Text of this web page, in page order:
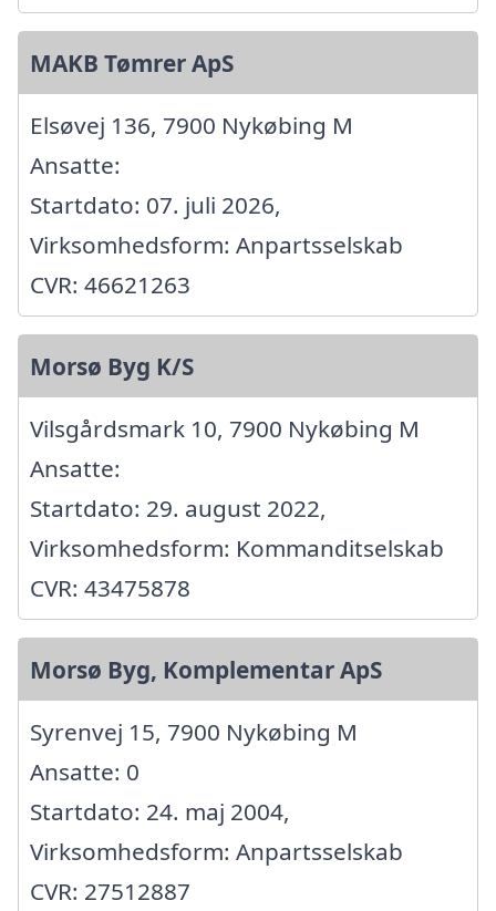
MAKB Tømrer ApS
Elsøvej 136, 7900 Nykøbing M
Ansatte:
Startdato: 07. juli 2026,
Virksomhedsform: Anpartsselskab
CVR: 46621263
Morsø Byg K/S
Vilsgårdsmark 10, 7900 Nykøbing M
Ansatte:
Startdato: 29. august 2022,
Virksomhedsform: Kommanditselskab
CVR: 43475878
Morsø Byg, Komplementar ApS
Syrenvej 15, 7900 Nykøbing M
Ansatte: 0
Startdato: 24. maj 2004,
Virksomhedsform: Anpartsselskab
CVR: 27512887